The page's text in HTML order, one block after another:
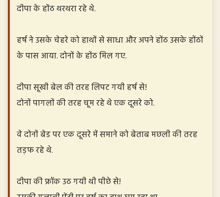
दीपा के होंठ थरथरा रहे थे.
हर्ष ने उसके चेहरे को हाथों से साधा और अपने होंठ उसके होंठों
के पास आया. दोनों के होंठ मिल गए.
दीपा सूखी बेल की तरह लिपट गयी हर्ष से!
दोनों पागलों की तरह चूम रहे थे एक दूसरे को.
वे दोनों बेड पर एक दूसरे में समाने को बेताब मछली की तरह
तड़फ रहे थे.
दीपा की फ्रॉक उठ गयी थी पीछे से!